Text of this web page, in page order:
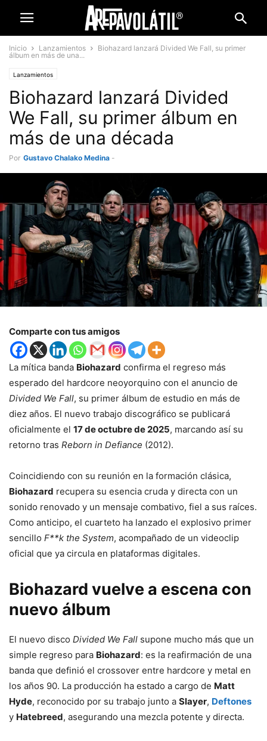
Inicio Lanzamientos
Biohazard lanzará Divided We Fall, su primer
álbum en más de una...
Lanzamientos
Biohazard lanzará Divided
We Fall, su primer álbum en
más de una década
Por Gustavo Chalako Medina -
Comparte con tus amigos
La mítica banda Biohazard confirma el regreso más
esperado del hardcore neoyorquino con el anuncio de
Divided We Fall, su primer álbum de estudio en más de
diez años. El nuevo trabajo discográfico se publicará
oficialmente el 17 de octubre de 2025, marcando así su
retorno tras Reborn in Defiance (2012).
Coincidiendo con su reunión en la formación clásica,
Biohazard recupera su esencia cruda y directa con un
sonido renovado y un mensaje combativo, fiel a sus raíces.
Como anticipo, el cuarteto ha lanzado el explosivo primer
sencillo F**k the System, acompañado de un videoclip
oficial que ya circula en plataformas digitales.
Biohazard vuelve a escena con
nuevo álbum
El nuevo disco Divided We Fall supone mucho más que un
simple regreso para Biohazard: es la reafirmación de una
banda que definió el crossover entre hardcore y metal en
los años 90. La producción ha estado a cargo de Matt
Hyde, reconocido por su trabajo junto a Slayer, Deftones
y Hatebreed, asegurando una mezcla potente y directa.